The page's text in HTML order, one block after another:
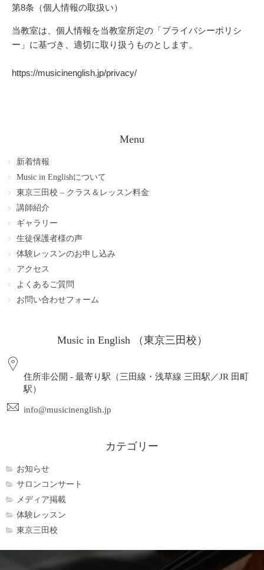
第8条（個人情報の取扱い）
当教室は、個人情報を当教室所定の「プライバシーポリシ
ー」に基づき、適切に取り扱うものとします。
https://musicinenglish.jp/privacy/
Menu
新着情報
Music in Englishについて
東京三田校 – クラス＆レッスン料金
講師紹介
ギャラリー
生徒保護者様の声
体験レッスンのお申し込み
アクセス
よくあるご質問
お問い合わせフォーム
Music in English （東京三田校）
住所非公開 - 最寄り駅（三田線・浅草線 三田駅／JR 田町
駅）
info@musicinenglish.jp
カテゴリー
お知らせ
サロンコンサート
メディア掲載
体験レッスン
東京三田校